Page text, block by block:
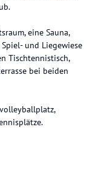
eine Sauna,
und Liegewiese
Tischtennistisch,
bei beiden
Mit